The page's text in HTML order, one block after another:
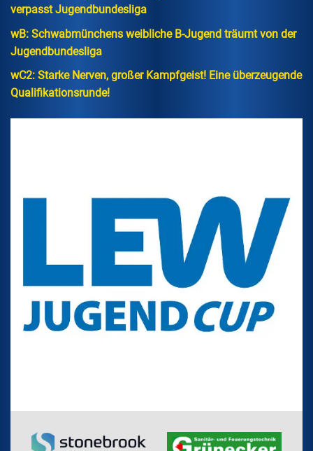
verpasst Jugendbundesliga
wB: Schwabmünchens weibliche B-Jugend träumt von der
Jugendbundesliga
wC2: Starke Nerven, großer Kampfgeist! Eine überzeugende
Qualifikationsrunde!